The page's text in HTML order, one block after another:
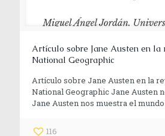
Artículo sobre Jane Austen en la
National Geographic
Artículo sobre Jane Austen en la
National Geographic Jane Austen
Jane Austen nos muestra el
116